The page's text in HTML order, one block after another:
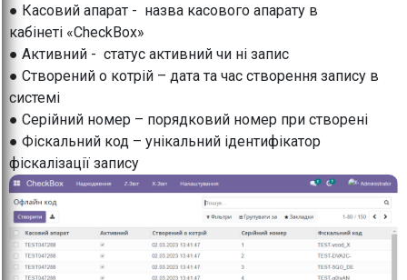
● Касовий апарат - назва касового апарату в
кабінеті «CheckBox»
● Активний - статус активний чи ні запис
● Створений о котрій – дата та час створення запису в
системі
● Серійний номер – порядковий номер при створені
● Фіскальний код – унікальний ідентифікатор
фіскалізації запису